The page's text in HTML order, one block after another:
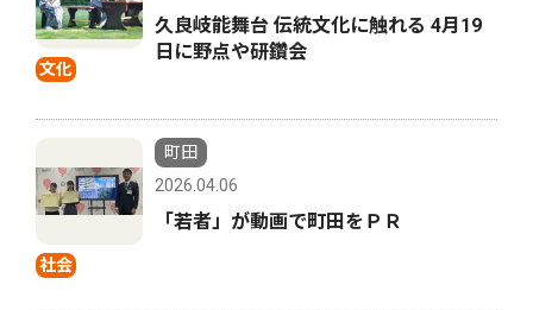
文化
久良岐能舞台 伝統文化に触れる 4月19
日に野点や研鑽会
社会
町田
2026.04.06
「若者」が動画で町田をＰＲ